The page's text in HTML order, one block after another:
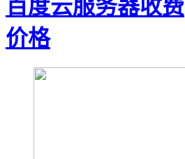
百度云服务器收费
价格